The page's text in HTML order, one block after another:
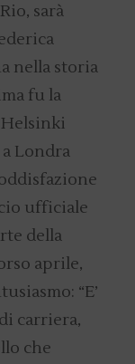
sarà
nella storia
fu la
a Londra
ufficiale
della
aprile,
“E’
carriera,
che